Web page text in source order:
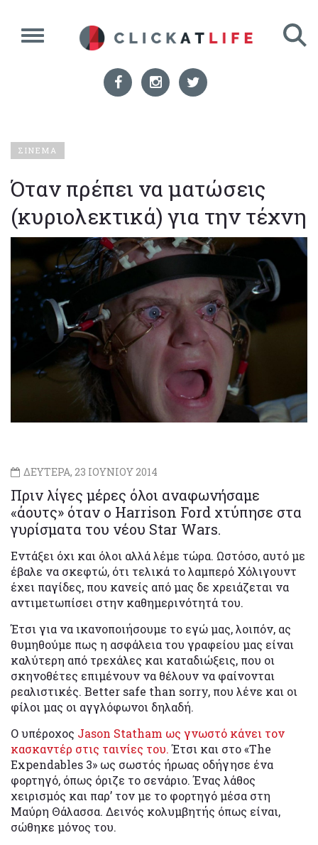
ΣΙΝΕΜΑ
Όταν πρέπει να ματώσεις
(κυριολεκτικά) για την τέχνη
ΔΕΥΤΕΡΑ, 23 ΙΟΥΝΙΟΥ 2014
Πριν λίγες μέρες όλοι αναφωνήσαμε
«άουτς» όταν ο Harrison Ford χτύπησε στα
γυρίσματα του νέου Star Wars.
Εντάξει όχι και όλοι αλλά λέμε τώρα. Ωστόσο, αυτό με
έβαλε να σκεφτώ, ότι τελικά το λαμπερό Χόλιγουντ
έχει παγίδες, που κανείς από μας δε χρειάζεται να
αντιμετωπίσει στην καθημερινότητά του.
Έτσι για να ικανοποιήσουμε το εγώ μας, λοιπόν, ας
θυμηθούμε πως η ασφάλεια του γραφείου μας είναι
καλύτερη από τρεχάλες και καταδιώξεις, που οι
σκηνοθέτες επιμένουν να θέλουν να φαίνονται
ρεαλιστικές. Better safe than sorry, που λένε και οι
φίλοι μας οι αγγλόφωνοι δηλαδή.
Ο υπέροχος Jason Statham ως γνωστό κάνει τον
κασκαντέρ στις ταινίες του.Έτσι και στο «The
Expendables 3» ως σωστός ήρωας οδήγησε ένα
φορτηγό, όπως όριζε το σενάριο. Ένας λάθος
χειρισμός και παρ’ τον με το φορτηγό μέσα στη
Μαύρη Θάλασσα. Δεινός κολυμβητής όπως είναι,
σώθηκε μόνος του.